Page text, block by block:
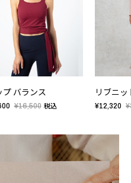
プ バランス
¥16,500 税込
リブニ
¥12,320